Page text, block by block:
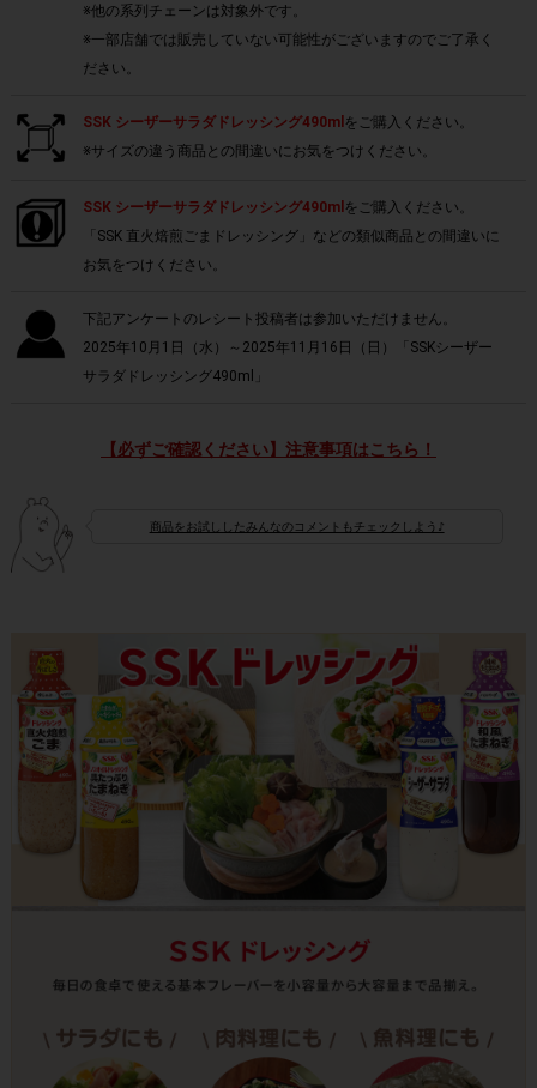
※他の系列チェーンは対象外です。
※一部店舗では販売していない可能性がございますのでご了承く
ださい。
SSK シーザーサラダドレッシング490ml をご購入ください。
※サイズの違う商品との間違いにお気をつけください。
SSK シーザーサラダドレッシング490ml をご購入ください。
「SSK 直火焙煎ごまドレッシング」などの類似商品との間違いに
お気をつけください。
下記アンケートのレシート投稿者は参加いただけません。
2025年10月1日（水）～2025年11月16日（日）「SSKシーザー
サラダドレッシング490ml」
【必ずご確認ください】注意事項はこちら！
商品をお試ししたみんなのコメントもチェックしよう♪